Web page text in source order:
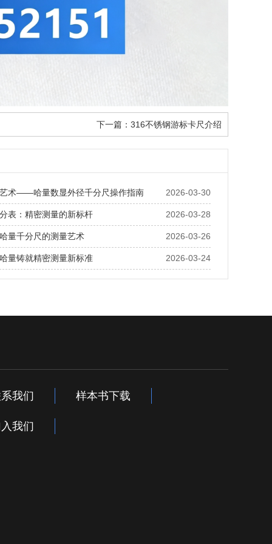
下一篇： 316不锈钢游标卡尺介绍
2026-03-30
术——哈量数显外径千分尺操作指南
2026-03-28
表：精密测量的新标杆
2026-03-26
量千分尺的测量艺术
2026-03-24
量铸就精密测量新标准
我们 样本书下载
我们